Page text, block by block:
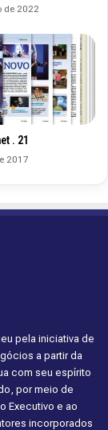
de 2022
. 21
2017
pela iniciativa de
a partir da
com seu espírito
por meio de
Executivo e ao
incorporados